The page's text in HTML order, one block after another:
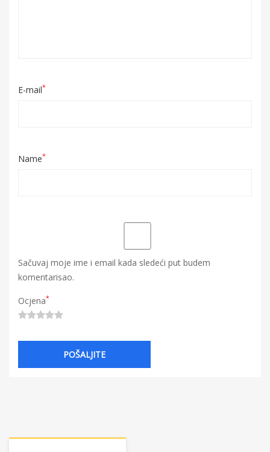
E-mail*
Name*
Sačuvaj moje ime i email kada sledeći put budem
komentarisao.
Ocjena*